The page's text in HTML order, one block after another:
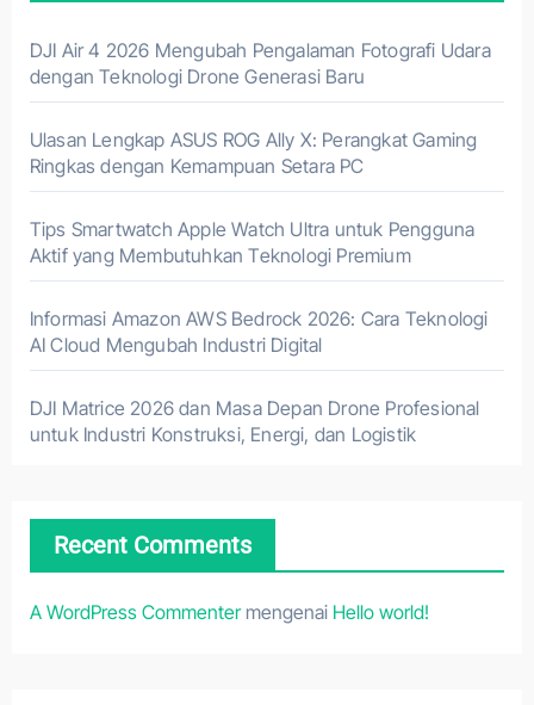
DJI Air 4 2026 Mengubah Pengalaman Fotografi Udara
dengan Teknologi Drone Generasi Baru
Ulasan Lengkap ASUS ROG Ally X: Perangkat Gaming
Ringkas dengan Kemampuan Setara PC
Tips Smartwatch Apple Watch Ultra untuk Pengguna
Aktif yang Membutuhkan Teknologi Premium
Informasi Amazon AWS Bedrock 2026: Cara Teknologi
AI Cloud Mengubah Industri Digital
DJI Matrice 2026 dan Masa Depan Drone Profesional
untuk Industri Konstruksi, Energi, dan Logistik
Recent Comments
A WordPress Commentermengenai Hello world!